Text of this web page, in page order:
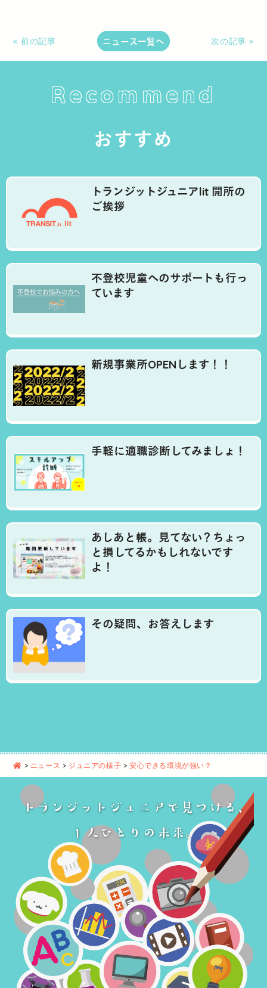
« 前の記事 ニュース一覧へ 次の記事 »
Recommend
おすすめ
トランジットジュニアlit 開所の
ご挨拶
不登校児童へのサポートも行っ
ています
新規事業所OPENします！！
手軽に適職診断してみましょ！
あしあと帳。見てない？ちょっ
と損してるかもしれないです
よ！
その疑問、お答えします
> ニュース > ジュニアの様子 >安心できる環境が強い？